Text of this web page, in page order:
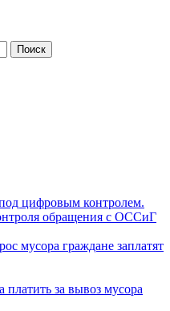
цифровым контролем.
обращения с ОССиГ
мусора граждане заплатят
платить за вывоз мусора